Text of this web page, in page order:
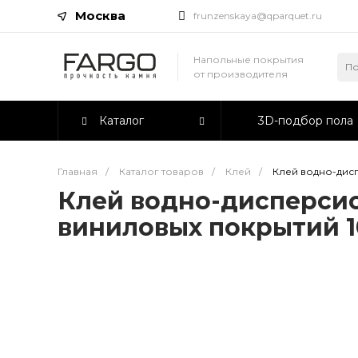
Москва frunzenskaya@qparquet.ru
Напольные покрытия
от производителя
Каталог 3D-подбор пола
Главная / Каталог товаров / Клей / Клей водно-
Клей водно-
виниловых покрытий